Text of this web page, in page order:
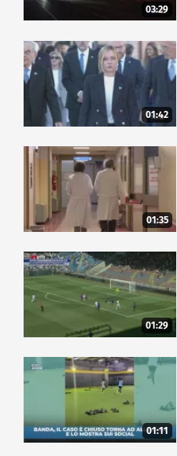
03:29
01:42
01:35
01:29
01:11